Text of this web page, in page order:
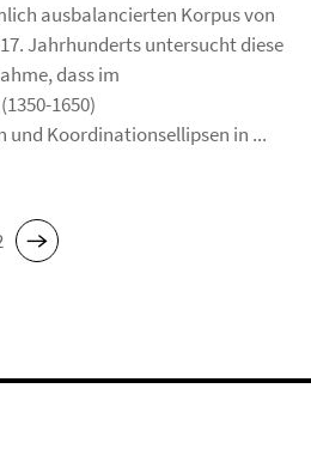
ausbalancierten Korpus von
Jahrhunderts untersucht diese
dass im
1650)
Koordinationsellipsen in ...